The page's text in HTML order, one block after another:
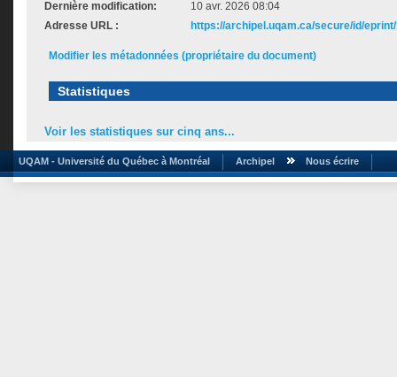
Dernière modification:
10 avr. 2026 08:04
Adresse URL :
https://archipel.uqam.ca/secure/id/
Modifier les métadonnées (propriétaire du document)
Statistiques
Voir les statistiques sur cinq ans...
UQAM - Université du Québec à Montréal Archipel Nous écrire